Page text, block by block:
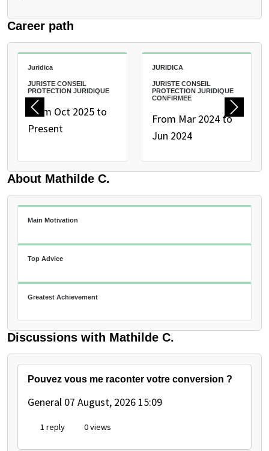
Career path
PAUSE THE PROCEEDING CAROUSEL
Juridica
JURISTE CONSEIL
PROTECTION JURIDIQUE
From Oct 2025 to
Present
JURIDICA
JURISTE CONSEIL
PROTECTION JURIDIQUE
CONFIRMEE
From Mar 2024 to
Jun 2024
Previous Next
About Mathilde C.
Main Motivation
Top Advice
Greatest Achievement
Discussions with Mathilde C.
Pouvez vous me raconter votre conversion ?
General 07 August, 2026 15:09
1 reply 0 views